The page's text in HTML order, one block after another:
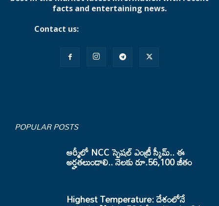
facts and entertaining news.
Contact us:
POPULAR POSTS
ఆర్మీలో NCC స్పెషల్ ఎంట్రీ స్కీమ్.. ఈ
అర్హతలుండాలి.. నెలకు రూ.56,100 జీతం
Highest Temperature: దేశంలోనే